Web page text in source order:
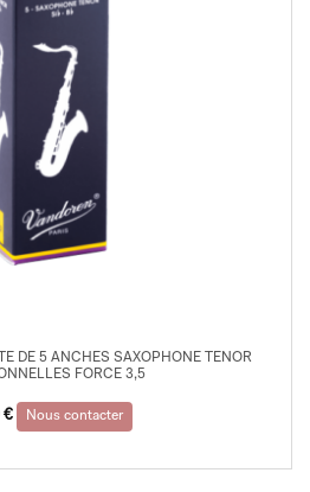
DE 5 ANCHES SAXOPHONE TENOR
FORCE 3,5
€ Nous contacter